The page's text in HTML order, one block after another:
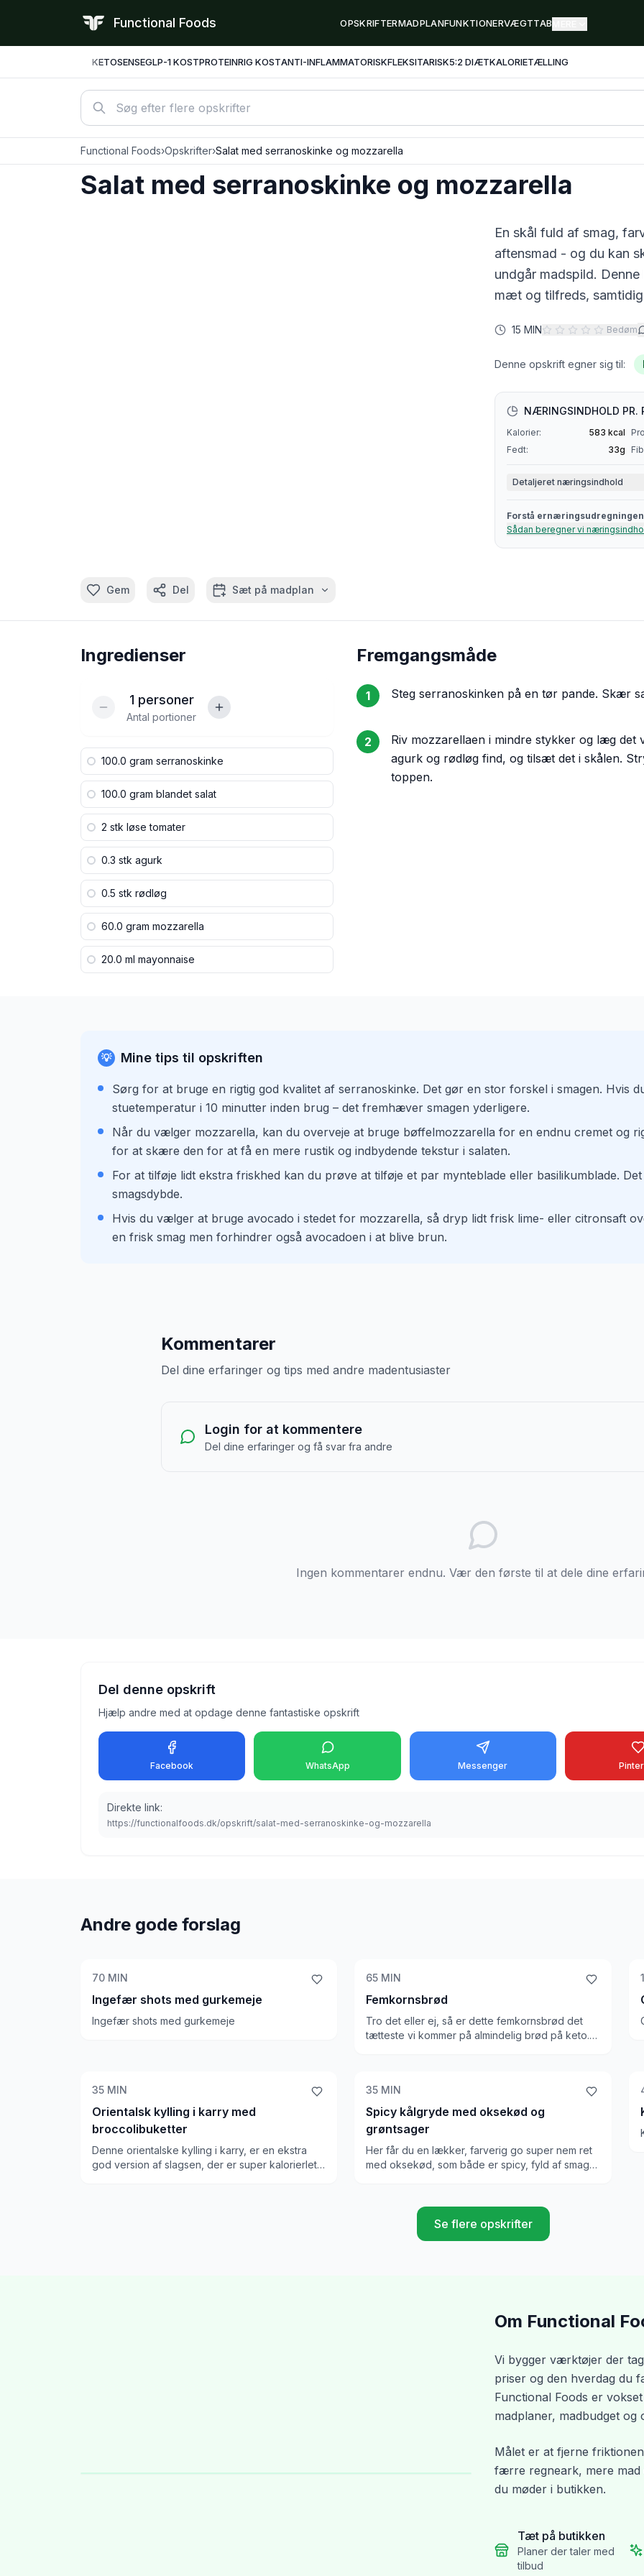
Functional Foods OPSKRIFTERMADPLANFUNKTIONERVÆGTTAB
KETOSENSEGLP-1 KOSTPROTEINRIG KOSTANTI-INFLAMMATORISKFLEKSITARISK5:2 DIÆTKALORIETÆLLING
Functional Foods›Opskrifter›Salat med serranoskinke og mozzarella
Salat med serranoskinke og mozzarella
En skål fuld af smag,
aftensmad - og du kan
undgår madspild. Denne
mæt og tilfreds,
15 MIN Bedøm
Denne opskrift egner sig til:
NÆRINGSINDHOLD PR.
Kalorier: 583 kcal
Fedt:
33g
Detaljeret næringsindhold
Forstå
Sådan beregner vi
Gem Del Sæt på madplan
Ingredienser
1 personer
Antal portioner
100.0 gram serranoskinke
100.0 gram blandet salat
2 stk løse tomater
0.3 stk agurk
0.5 stk rødløg
60.0 gram mozzarella
20.0 ml mayonnaise
Fremgangsmåde
1 Steg serranoskinken på en tør pande. Skær
2
Riv mozzarellaen i mindre stykker og læg det
agurk og rødløg find, og tilsæt det i skålen.
toppen.
💡 Mine tips til opskriften
Sørg for at bruge en rigtig god kvalitet af serranoskinke. Det gør en stor forskel i smagen. Hvis
stuetemperatur i 10 minutter inden brug – det fremhæver smagen yderligere.
Når du vælger mozzarella, kan du overveje at bruge bøffelmozzarella for en endnu cremet og
for at skære den for at få en mere rustik og indbydende tekstur i salaten.
For at tilføje lidt ekstra friskhed kan du prøve at tilføje et par mynteblade eller basilikumblade.
smagsdybde.
Hvis du vælger at bruge avocado i stedet for mozzarella, så dryp lidt frisk lime- eller citronsaft
en frisk smag men forhindrer også avocadoen i at blive brun.
Kommentarer
Del dine erfaringer og tips med andre madentusiaster
Login for at kommentere
Del dine erfaringer og få svar fra andre
Ingen kommentarer endnu. Vær den første til at dele dine
Del denne opskrift
Hjælp andre med at opdage denne fantastiske opskrift
Facebook WhatsApp Messenger
Direkte link:
https://functionalfoods.dk/opskrift/salat-med-serranoskinke-og-mozzarella
Andre gode forslag
70 MIN
Ingefær shots med gurkemeje
Ingefær shots med gurkemeje
65 MIN
Femkornsbrød
Tro det eller ej, så er dette femkornsbrød det
tætteste vi kommer på almindelig brød på keto.
35 MIN
Orientalsk kylling i karry med
broccolibuketter
Denne orientalske kylling i karry, er en ekstra
god version af slagsen, der er super kalorierlet,
35 MIN
Spicy kålgryde med oksekød og
grøntsager
Her får du en lækker, farverig go super nem ret
med oksekød, som både er spicy, fyld af smag
med Keto venlige madpandekager og andre ting
Se flere opskrifter
Om Functional
Vi bygger værktøjer der
priser og den hverdag du
Functional Foods er
madplaner, madbudget
Målet er at fjerne
færre regneark, mere mad
du møder i butikken.
Tæt på butikken
Planer der taler med
tilbud